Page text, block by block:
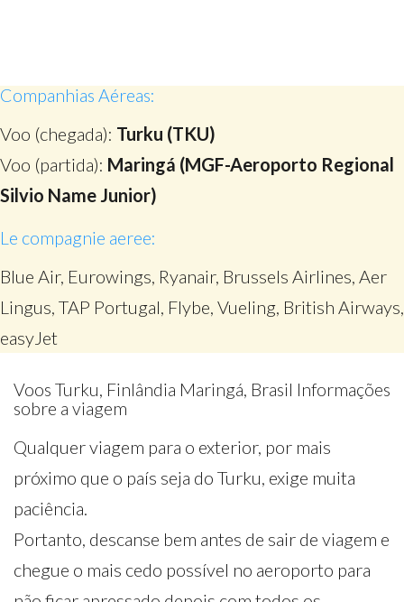
Companhias Aéreas:
Voo (chegada): Turku (TKU)
Voo (partida): Maringá (MGF-Aeroporto Regional
Silvio Name Junior)
Le compagnie aeree:
Blue Air, Eurowings, Ryanair, Brussels Airlines, Aer
Lingus, TAP Portugal, Flybe, Vueling, British Airways,
easyJet
Voos Turku, Finlândia Maringá, Brasil Informações
sobre a viagem
Qualquer viagem para o exterior, por mais
próximo que o país seja do Turku, exige muita
paciência.
Portanto, descanse bem antes de sair de viagem e
chegue o mais cedo possível no aeroporto para